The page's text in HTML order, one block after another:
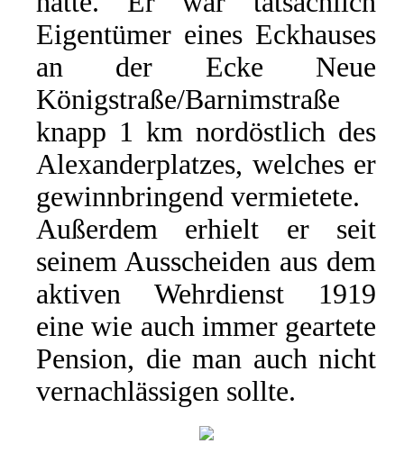
Eigentümer eines Eckhauses
an der Ecke Neue
Königstraße/Barnimstraße
knapp 1 km nordöstlich des
Alexanderplatzes, welches er
gewinnbringend vermietete.
Außerdem erhielt er seit
seinem Ausscheiden aus dem
aktiven Wehrdienst 1919
eine wie auch immer geartete
Pension, die man auch nicht
vernachlässigen sollte.